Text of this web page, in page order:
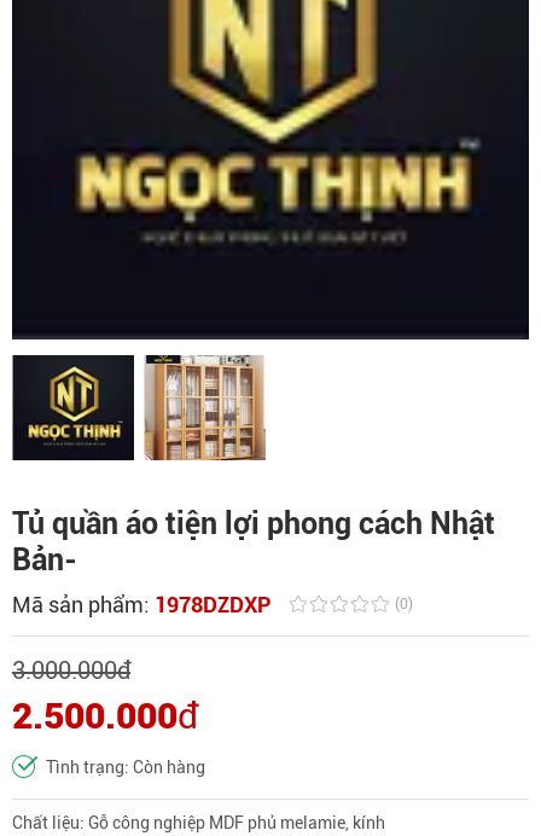
Tủ quần áo tiện lợi phong cách Nhật
Bản-
Mã sản phẩm: 1978DZDXP (0)
3.000.000đ
2.500.000đ
Tình trạng: Còn hàng
Chất liệu: Gỗ công nghiệp MDF phủ melamie, kính